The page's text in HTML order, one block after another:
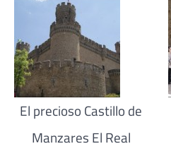
El precioso Castillo de
Manzares El Real